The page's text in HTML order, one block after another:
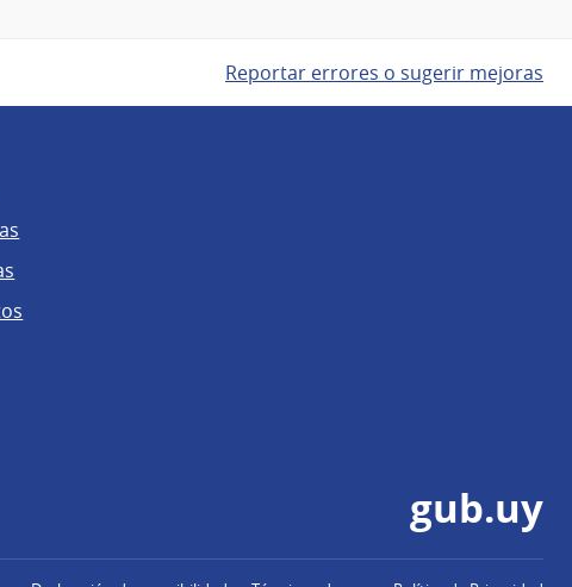
Reportar errores o sugerir mejoras
gub.uy